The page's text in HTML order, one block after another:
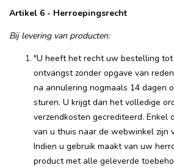
Artikel 6 - Herroepingsrecht
Bij levering van producten:
"U heeft het recht uw bestelling tot
ontvangst zonder opgave van
na annulering nogmaals 14 dagen
sturen. U krijgt dan het volledige
verzendkosten gecrediteerd. Enkel
van u thuis naar de webwinkel zijn
Indien u gebruik maakt van uw
product met alle geleverde